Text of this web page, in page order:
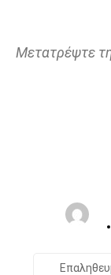
Μετατρέψτε